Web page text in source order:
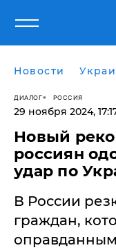
Новости
ДИАЛОГ РОССИЯ
29 ноября 2024,
​Новый
россиян
удар по
В России
граждан,